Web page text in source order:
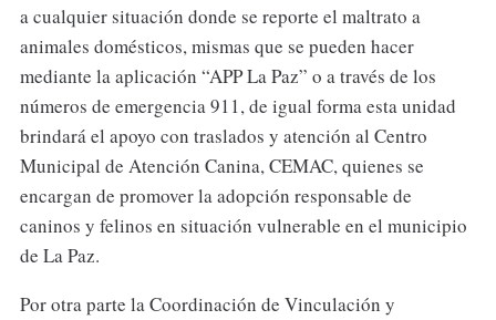
a cualquier situación donde se reporte el maltrato a
animales domésticos, mismas que se pueden hacer
mediante la aplicación “APP La Paz” o a través de los
números de emergencia 911, de igual forma esta unidad
brindará el apoyo con traslados y atención al Centro
Municipal de Atención Canina, CEMAC, quienes se
encargan de promover la adopción responsable de
caninos y felinos en situación vulnerable en el municipio
de La Paz.
Por otra parte la Coordinación de Vinculación y